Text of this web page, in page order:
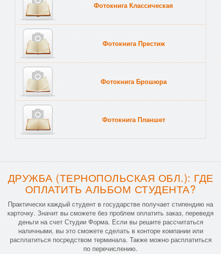
Фотокнига Классическая
Фотокнига Престиж
Фотокнига Брошюра
Фотокнига Планшет
ДРУЖБА (ТЕРНОПОЛЬСКАЯ ОБЛ.): ГДЕ
ОПЛАТИТЬ АЛЬБОМ СТУДЕНТА?
Практически каждый студент в государстве получает стипендию на
карточку. Значит вы сможете без проблем оплатить заказ, переведя
деньги на счет Студии Форма. Если вы решите рассчитаться
наличными, вы это сможете сделать в конторе компании или
расплатиться посредством терминала. Также можно расплатиться
по перечислению.